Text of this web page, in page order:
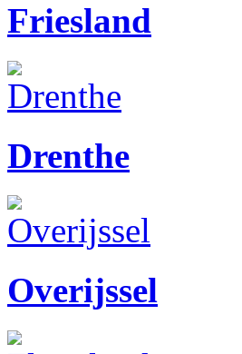
Friesland
Drenthe
Overijssel